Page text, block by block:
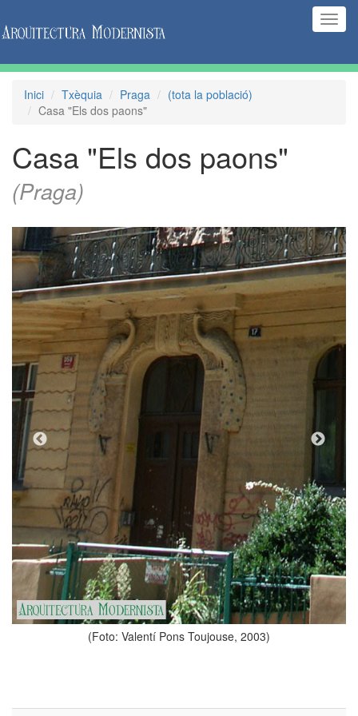
Inici Txèquia Praga
(tota la població)
Casa "Els dos paons"
Casa "Els dos paons"
(Praga)